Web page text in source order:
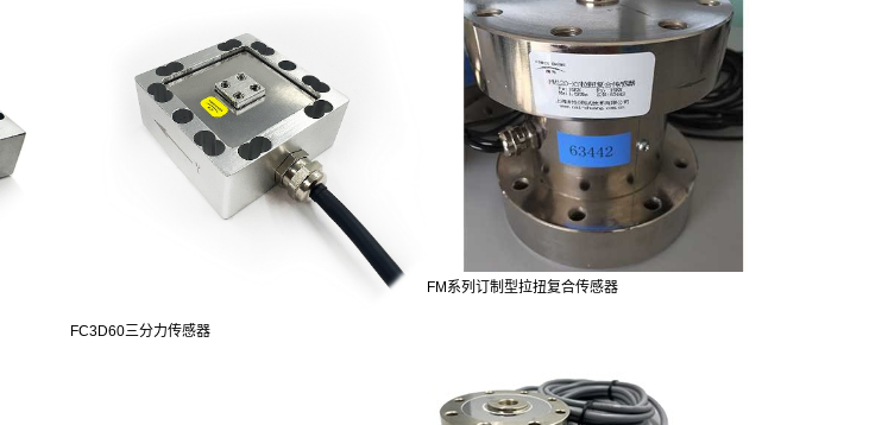
FC3D60三分力传感器
FM系列订制型拉扭复合传感器